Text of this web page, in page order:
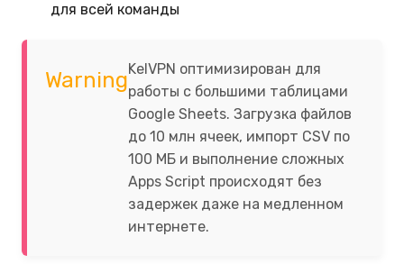
для всей команды
WarningKelVPN оптимизирован для
работы с большими таблицами
Google Sheets. Загрузка файлов
до 10 млн ячеек, импорт CSV по
100 МБ и выполнение сложных
Apps Script происходят без
задержек даже на медленном
интернете.